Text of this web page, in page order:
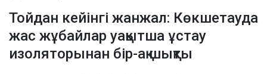
Тойдан кейінгі жанжал: Көкшетауда
жас жұбайлар уақытша ұстау
изоляторынан бір-ақ шықты